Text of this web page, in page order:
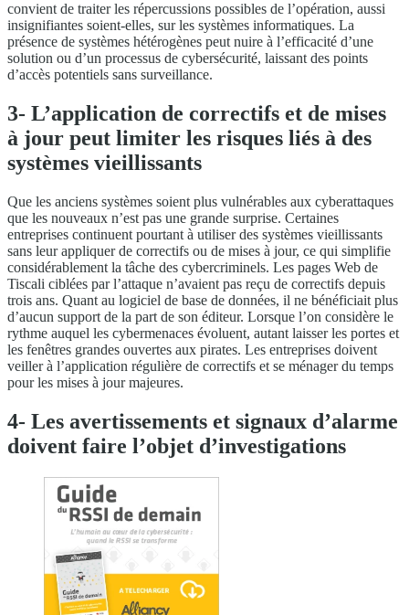
convient de traiter les répercussions possibles de l’opération, aussi
insignifiantes soient-elles, sur les systèmes informatiques. La
présence de systèmes hétérogènes peut nuire à l’efficacité d’une
solution ou d’un processus de cybersécurité, laissant des points
d’accès potentiels sans surveillance.
3- L’application de correctifs et de mises
à jour peut limiter les risques liés à des
systèmes vieillissants
Que les anciens systèmes soient plus vulnérables aux cyberattaques
que les nouveaux n’est pas une grande surprise. Certaines
entreprises continuent pourtant à utiliser des systèmes vieillissants
sans leur appliquer de correctifs ou de mises à jour, ce qui simplifie
considérablement la tâche des cybercriminels. Les pages Web de
Tiscali ciblées par l’attaque n’avaient pas reçu de correctifs depuis
trois ans. Quant au logiciel de base de données, il ne bénéficiait plus
d’aucun support de la part de son éditeur. Lorsque l’on considère le
rythme auquel les cybermenaces évoluent, autant laisser les portes et
les fenêtres grandes ouvertes aux pirates. Les entreprises doivent
veiller à l’application régulière de correctifs et se ménager du temps
pour les mises à jour majeures.
4- Les avertissements et signaux d’alarme
doivent faire l’objet d’investigations